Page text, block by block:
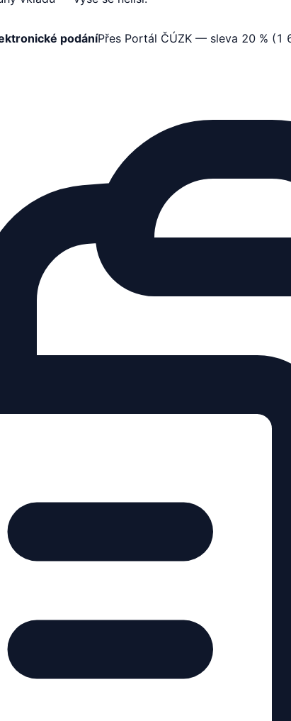
podáníPřes Portál ČÚZK — sleva 20 % (1